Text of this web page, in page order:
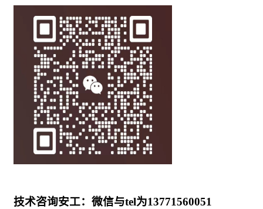
技术咨询安工：微信与tel为13771560051